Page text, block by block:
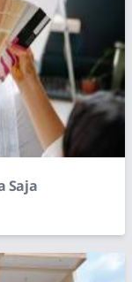
Saja